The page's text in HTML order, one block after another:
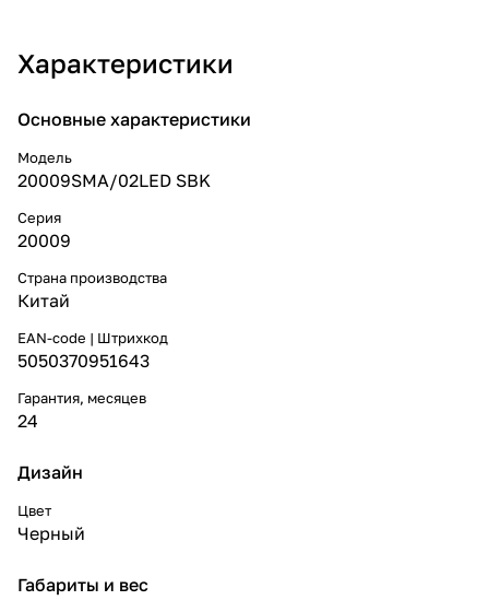
Характеристики
Основные характеристики
Модель
20009SMA/02LED SBK
Серия
20009
Страна производства
Китай
EAN-code | Штрихкод
5050370951643
Гарантия, месяцев
24
Дизайн
Цвет
Черный
Габариты и вес